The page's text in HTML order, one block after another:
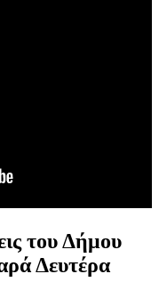
του Δήμου
Δευτέρα